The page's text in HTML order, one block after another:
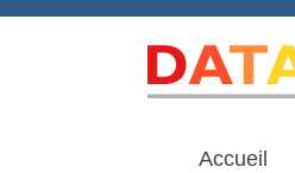
Accueil